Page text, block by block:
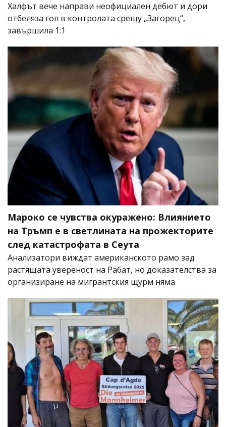
Халфът вече направи неофициален дебют и дори
отбеляза гол в контролата срещу „Загорец“,
завършила 1:1
Мароко се чувства окуражено: Влиянието
на Тръмп е в светлината на прожекторите
след катастрофата в Сеута
Анализатори виждат американското рамо зад
растящата увереност на Рабат, но доказателства за
организиране на мигрантския щурм няма